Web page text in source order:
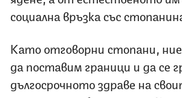
социална връзка със
Като отговорни стопани,
да поставим граници и да се
дългосрочното здраве на